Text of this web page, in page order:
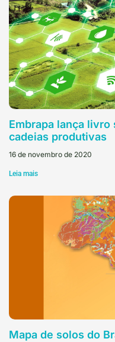
Embrapa lança
cadeias produtivas
16 de novembro de 2020
Leia mais
Mapa de solos do